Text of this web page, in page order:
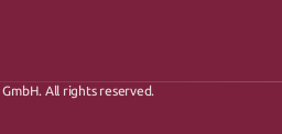
All rights reserved.